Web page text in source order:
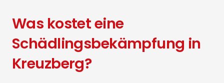
Was kostet eine
Schädlingsbekämpfung in
Kreuzberg?